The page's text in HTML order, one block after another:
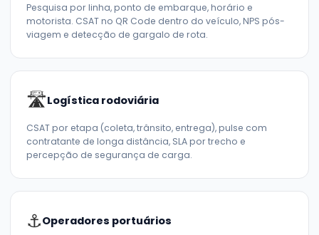
Pesquisa por linha, ponto de embarque, horário e
motorista. CSAT no QR Code dentro do veículo, NPS pós-
viagem e detecção de gargalo de rota.
🛣Logística rodoviária
CSAT por etapa (coleta, trânsito, entrega), pulse com
contratante de longa distância, SLA por trecho e
percepção de segurança de carga.
⚓Operadores portuários